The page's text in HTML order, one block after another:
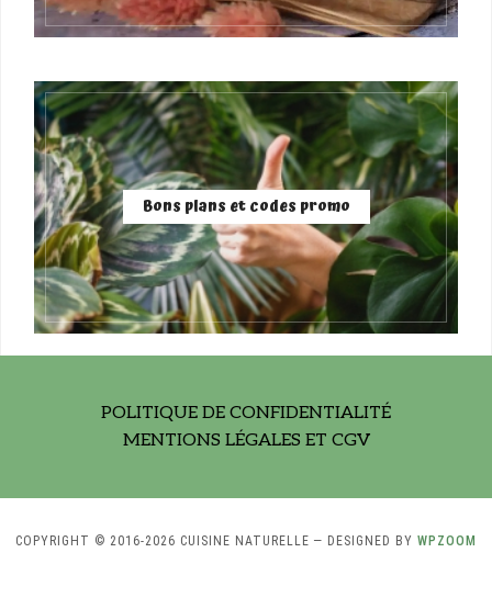
Bons plans et codes promo
POLITIQUE DE CONFIDENTIALITÉ
MENTIONS LÉGALES ET CGV
COPYRIGHT © 2016-2026 CUISINE NATURELLE — DESIGNED BY WPZOOM